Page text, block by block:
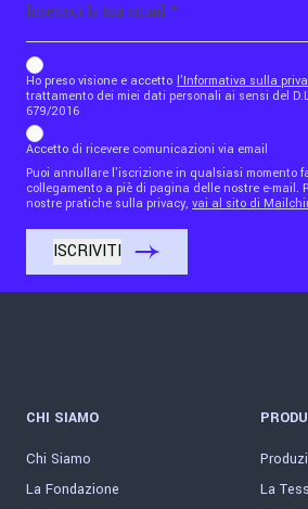
Ho preso visione e accetto l'Informativa sulla
trattamento dei miei dati personali ai sensi del
679/2016
Accetto di ricevere comunicazioni via email
Puoi annullare l'iscrizione in qualsiasi momento
collegamento a piè di pagina delle nostre e-mail.
nostre pratiche sulla privacy, vai al sito di
CHI SIAMO
Chi Siamo
La Fondazione
La